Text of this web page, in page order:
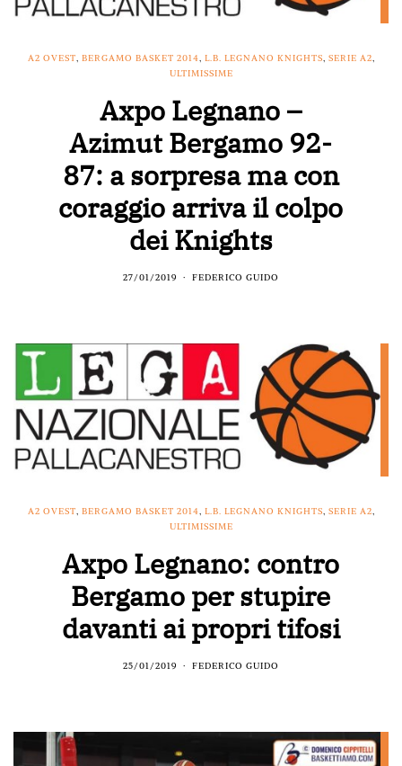
A2 OVEST, BERGAMO BASKET 2014, L.B. LEGNANO KNIGHTS, SERIE A2,
ULTIMISSIME
Axpo Legnano –
Azimut Bergamo 92-
87: a sorpresa ma con
coraggio arriva il colpo
dei Knights
27/01/2019 FEDERICO GUIDO
A2 OVEST BERGAMO BASKET 2014 L.B. LEGNANO KNIGHTS SERIE A2
ULTIMISSIME
Axpo Legnano: contro
Bergamo per stupire
davanti ai propri tifosi
25/01/2019 FEDERICO GUIDO